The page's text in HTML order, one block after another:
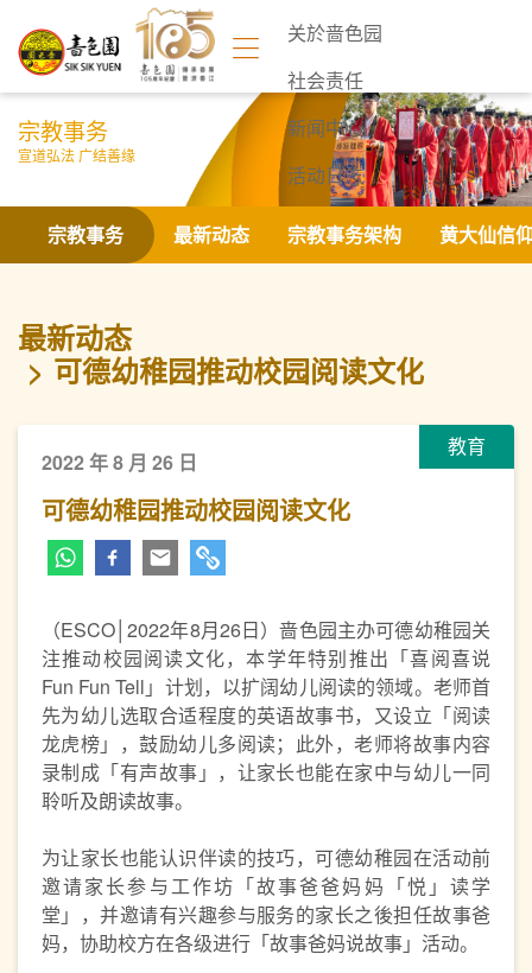
关於啬色园
社会责任
新闻中心
活动日志
联络我们
宗教事务
宣道弘法 广结善缘
宗教事务 最新动态 宗教事务架构 黄大仙信
最新动态
可德幼稚园推动校园阅读文化
教育
2022 年 8 月 26 日
可德幼稚园推动校园阅读文化
（ESCO│2022年8月26日）啬色园主办可德幼稚园关
注推动校园阅读文化，本学年特别推出「喜阅喜说
Fun Fun Tell」计划，以扩阔幼儿阅读的领域。老师首
先为幼儿选取合适程度的英语故事书，又设立「阅读
龙虎榜」，鼓励幼儿多阅读；此外，老师将故事内容
录制成「有声故事」，让家长也能在家中与幼儿一同
聆听及朗读故事。
为让家长也能认识伴读的技巧，可德幼稚园在活动前
邀请家长参与工作坊「故事爸爸妈妈「悦」读学
堂」，并邀请有兴趣参与服务的家长之後担任故事爸
妈，协助校方在各级进行「故事爸妈说故事」活动。